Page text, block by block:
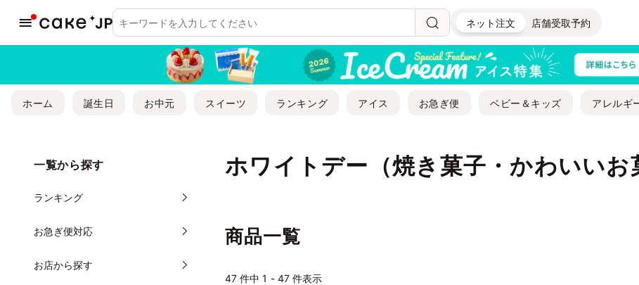
ネット注文 店舗受取予約
ホーム 誕生日 お中元 スイーツ ランキング アイス お急ぎ便 ベビー＆キッズ アレルギ
ホワイトデー（焼き菓子・かわいいお
一覧から探す
ランキング
お急ぎ便対応
お店から探す
商品一覧
47 件中 1 - 47 件表示